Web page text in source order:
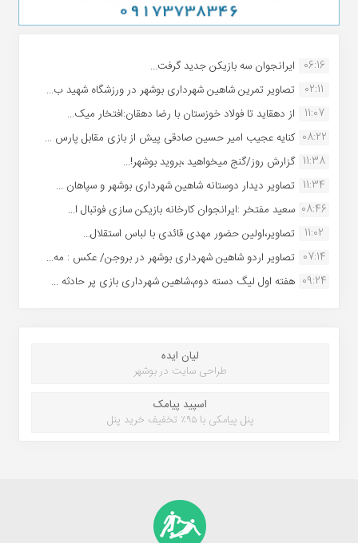
06:16 ایرانجوان سه بازیکن جدید گرفت...
02:11
تصاویر تمرین شاهین شهردارى بوشهر در ورزشگاه شهید ب...
11:07
از دهقاید تا فولاد خوزستان با رضا دهقان:افتخار میک...
08:22 کنایه عجیب امیر حسین صادقی پیش از بازی مقابل پارس ...
11:38 گزارش روز/گنج میخواهید ،بروید بوشهر!...
11:34 تصاویر دیدار دوستانه شاهین شهردارى بوشهر و سپاهان ...
08:46 سعید مفتخر :ایرانجوان کارخانه بازیکن سازی فوتبال ا...
11:02
تصاویر،اولین حضور مهدی قائدی با لباس استقلال...
07:14 تصاویر اردو شاهین شهرداری بوشهر در بروجن/ عکس : مه...
09:24 هفته اول لیگ دسته دوم،شاهین شهرداری بازی پر حادثه ...
لیان ایده
طراحی سایت در بوشهر
اسپید پیامک
پنل پیامکی با ۹۵٪ تخفیف خرید پنل